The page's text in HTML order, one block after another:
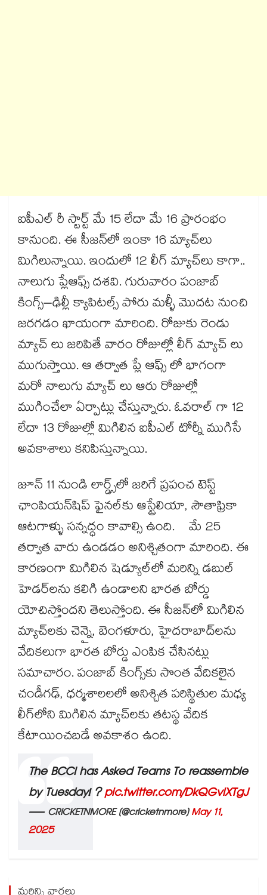
ఐపీఎల్ రీ స్టార్ట్ మే 15 లేదా మే 16 ప్రారంభం
కానుంది. ఈ సీజన్‌‌‌‌‌‌‌‌‌‌‌‌‌‌‌‌‌‌‌‌‌‌‌‌‌‌‌‌‌‌‌‌లో ఇంకా 16 మ్యాచ్‌‌‌‌‌‌‌‌‌‌‌‌‌‌‌‌‌‌‌‌‌‌‌‌‌‌‌‌‌‌‌‌లు
మిగిలున్నాయి. ఇందులో 12 లీగ్‌‌‌‌‌‌‌‌‌‌‌‌‌‌‌‌‌‌‌‌‌‌‌‌‌‌‌‌‌‌‌‌ మ్యాచ్‌‌‌‌లు కాగా..
నాలుగు ప్లేఆఫ్స్ దశవి. గురువారం పంజాబ్
కింగ్స్‌‌‌‌‌‌‌‌‌‌‌‌‌‌‌‌‌‌‌‌‌‌‌‌‌‌‌‌‌‌‌‌–ఢిల్లీ క్యాపిటల్స్ పోరు మళ్ళీ మొదట నుంచి
జరగడం ఖాయంగా మారింది. రోజుకు రెండు
మ్యాచ్ లు జరిపితే వారం రోజుల్లో లీగ్ మ్యాచ్ లు
ముగుస్తాయి. ఆ తర్వాత ప్లే ఆఫ్స్ లో భాగంగా
మరో నాలుగు మ్యాచ్ లు ఆరు రోజుల్లో
ముగించేలా ఏర్పాట్లు చేస్తున్నారు. ఓవరాల్ గా 12
లేదా 13 రోజుల్లో మిగిలిన ఐపీఎల్ టోర్నీ ముగిసే
అవకాశాలు కనిపిస్తున్నాయి.
జూన్ 11 నుండి లార్డ్స్‌లో జరిగే ప్రపంచ టెస్ట్
ఛాంపియన్‌షిప్ ఫైనల్‌కు ఆస్ట్రేలియా, సౌతాఫ్రికా
ఆటగాళ్ళు సన్నద్ధం కావాల్సి ఉంది. మే 25
తర్వాత వారు ఉండడం అనిశ్చితంగా మారింది. ఈ
కారణంగా మిగిలిన షెడ్యూల్‌లో మరిన్ని డబుల్
హెడర్‌లను కలిగి ఉండాలని భారత బోర్డు
యోచిస్తోందని తెలుస్తోంది. ఈ సీజన్‌లో మిగిలిన
మ్యాచ్‌లకు చెన్నై, బెంగళూరు, హైదరాబాద్‌లను
వేదికలుగా భారత బోర్డు ఎంపిక చేసినట్లు
సమాచారం. పంజాబ్ కింగ్స్‌కు సొంత వేదికలైన
చండీగఢ్, ధర్మశాలలలో అనిశ్చిత పరిస్థితుల మధ్య
లీగ్‌లోని మిగిలిన మ్యాచ్‌లకు తటస్థ వేదిక
కేటాయించబడే అవకాశం ఉంది.
The BCCI has Asked Teams To reassemble
by Tuesday! ?pic.twitter.com/DkQGvlXTgJ
— CRICKETNMORE (@cricketnmore)May 11,
2025